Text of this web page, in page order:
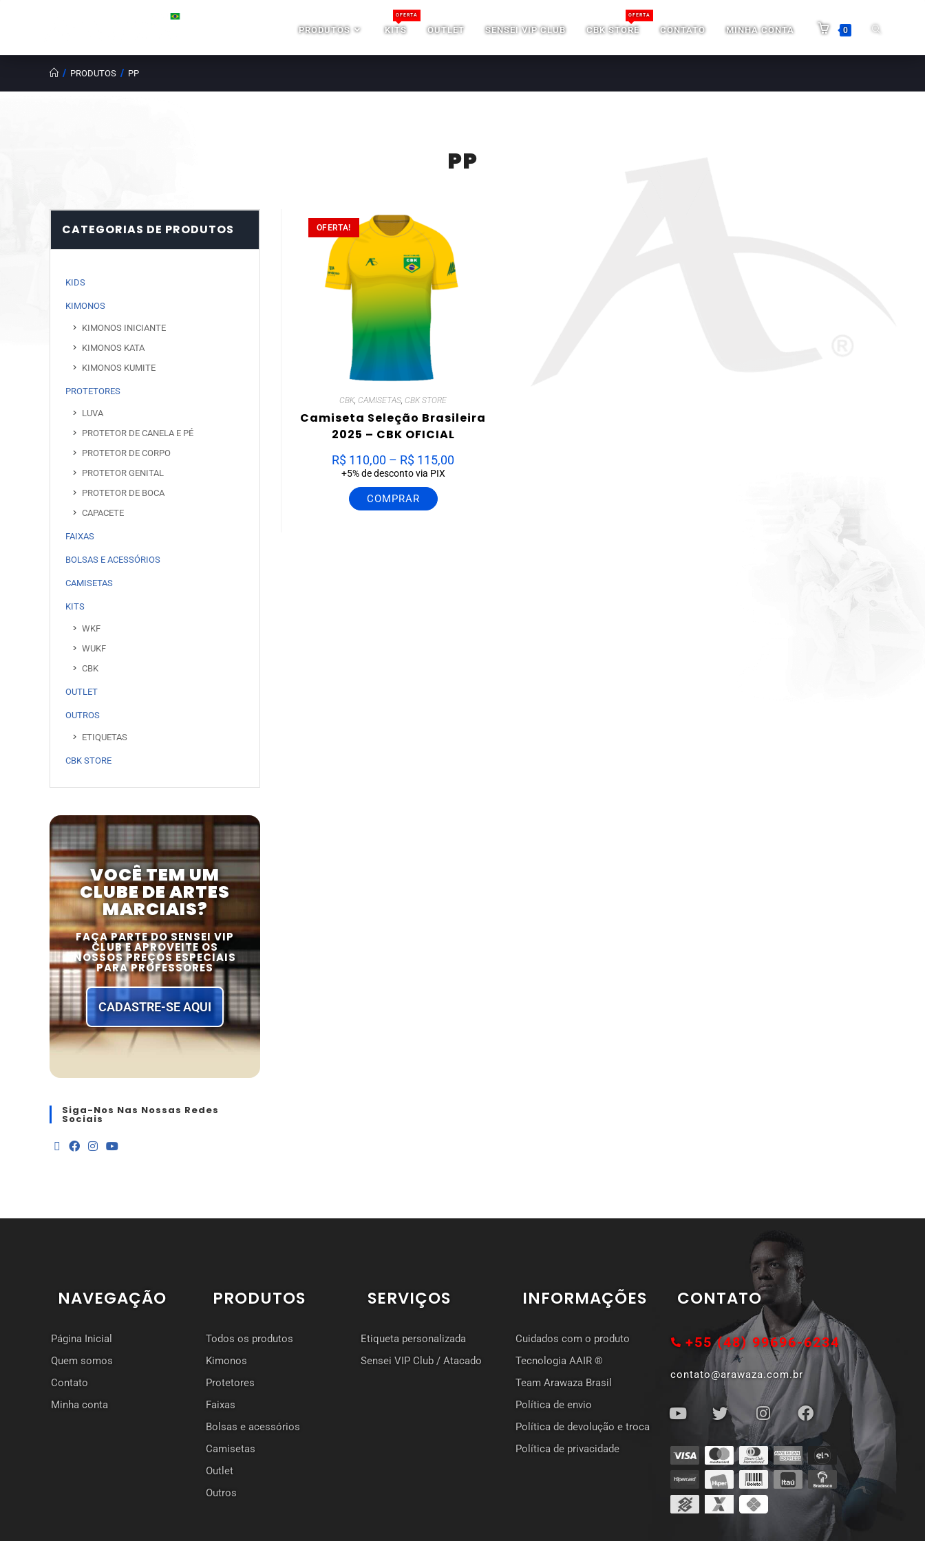
PRODUTOS KITS
OFERTA
OUTLET SENSEI VIP CLUB CBK STORE
OFERTA
CONTATO MINHA CONTA 0
PP
/ PRODUTOS / PP
OFERTA!
CBK, CAMISETAS CBK STORE
Camiseta Seleção Brasileira
2025 – CBK OFICIAL
R$ 110,00 – R$ 115,00
+5% de desconto via PIX
COMPRAR
CATEGORIAS DE PRODUTOS
KIDS
KIMONOS
KIMONOS INICIANTE
KIMONOS KATA
KIMONOS KUMITE
PROTETORES
LUVA
PROTETOR DE CANELA E PÉ
PROTETOR DE CORPO
PROTETOR GENITAL
PROTETOR DE BOCA
CAPACETE
FAIXAS
BOLSAS E ACESSÓRIOS
CAMISETAS
KITS
WKF
WUKF
CBK
OUTLET
OUTROS
ETIQUETAS
CBK STORE
VOCÊ TEM UM
CLUBE DE ARTES
MARCIAIS?
FAÇA PARTE DO SENSEI VIP
CLUB E APROVEITE OS
NOSSOS PREÇOS ESPECIAIS
PARA PROFESSORES
CADASTRE-SE AQUI
Siga-Nos Nas Nossas Redes
Sociais
NAVEGAÇÃO
Página Inicial
Quem somos
Contato
Minha conta
PRODUTOS
Todos os produtos
Kimonos
Protetores
Faixas
Bolsas e acessórios
Camisetas
Outlet
Outros
SERVIÇOS
Etiqueta personalizada
Sensei VIP Club / Atacado
INFORMAÇÕES
Cuidados com o produto
Tecnologia AAIR ®
Team Arawaza Brasil
Política de envio
Política de devolução e troca
Política de privacidade
CONTATO
+55 (48) 99696-6234
contato@arawaza.com.br